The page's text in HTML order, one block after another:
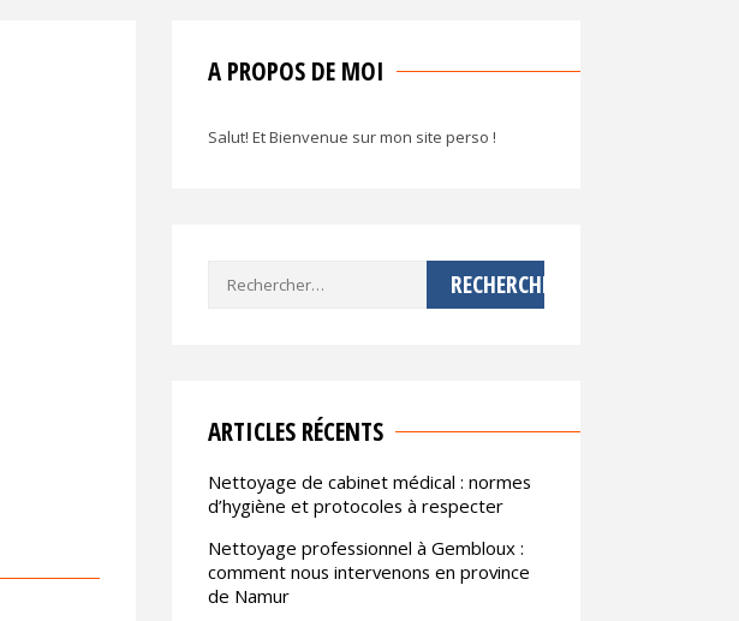
A PROPOS DE MOI
Salut! Et Bienvenue sur mon site perso !
Rechercher :
ARTICLES RÉCENTS
Nettoyage de cabinet médical : normes
d’hygiène et protocoles à respecter
Nettoyage professionnel à Gembloux :
comment nous intervenons en province
de Namur